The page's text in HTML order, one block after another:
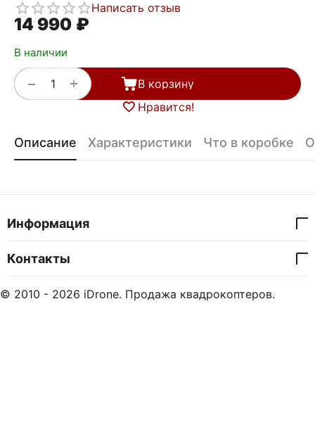
Написать отзыв
14 990 ₽
В наличии
+
−
В корзину
Нравится!
Описание Характеристики Что в коробке
Информация
Контакты
© 2010 - 2026 iDrone. Продажа квадрокоптеров.